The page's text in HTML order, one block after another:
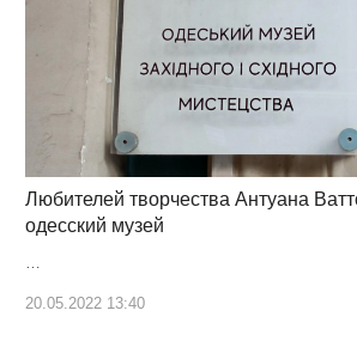
Любителей творчества Антуана
одесский музей
20.05.2022 13:40